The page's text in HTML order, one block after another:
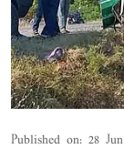
Published on: 28